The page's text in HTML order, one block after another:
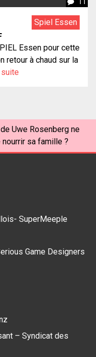
11
Spiel Essen
Essen pour cette
retour à chaud sur la
Uwe Rosenberg ne
sa famille ?
SuperMeeple
Game Designers
– Syndicat des